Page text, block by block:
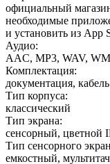
официальный
необходимые
и установить из App
Аудио:
AAC, MP3, WAV,
Комплектация:
документация,
Тип корпуса:
классический
Тип экрана:
сенсорный, цветной
Тип сенсорного
емкостный, мультитач